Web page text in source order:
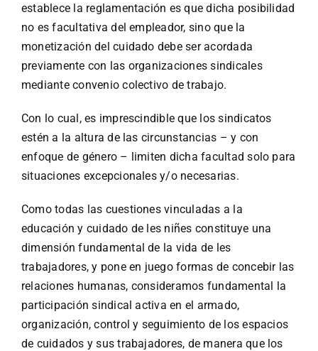
establece la reglamentación es que dicha posibilidad
no es facultativa del empleador, sino que la
monetización del cuidado debe ser acordada
previamente con las organizaciones sindicales
mediante convenio colectivo de trabajo.
Con lo cual, es imprescindible que los sindicatos
estén a la altura de las circunstancias – y con
enfoque de género – limiten dicha facultad solo para
situaciones excepcionales y/o necesarias.
Como todas las cuestiones vinculadas a la
educación y cuidado de les niñes constituye una
dimensión fundamental de la vida de les
trabajadores, y pone en juego formas de concebir las
relaciones humanas, consideramos fundamental la
participación sindical activa en el armado,
organización, control y seguimiento de los espacios
de cuidados y sus trabajadores, de manera que los